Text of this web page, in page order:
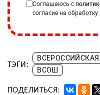
Соглашаюсь с
согласие на
ТЭГИ:
ВСОШ
ПОДЕЛИТЬСЯ: